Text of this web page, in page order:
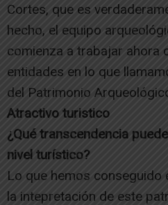
Cortes, que es
hecho, el equipo
comienza a trabajar ahora
entidades en lo que
del Patrimonio
Atractivo turistico
¿Qué transcendencia
nivel turístico?
Lo que hemos conseguido
la intepretación de este